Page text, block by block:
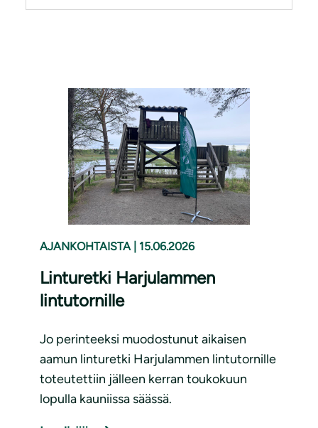
AJANKOHTAISTA 15.06.2026
Linturetki Harjulammen
lintutornille
Jo perinteeksi muodostunut aikaisen
aamun linturetki Harjulammen lintutornille
toteutettiin jälleen kerran toukokuun
lopulla kauniissa säässä.